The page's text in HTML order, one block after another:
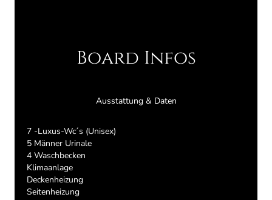
Board Infos
Ausstattung​ & Daten
7 -Luxus-Wc´s (Unisex)
5 Männer Urinale
4 Waschbecken
Klimaanlage
Deckenheizung
Seitenheizung